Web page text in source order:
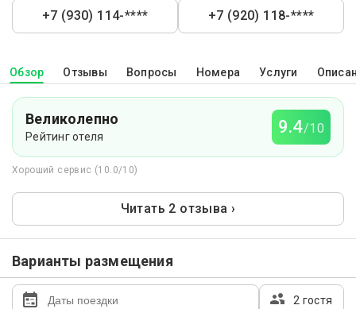
+7 (930) 114-**** +7 (920) 118-****
Обзор Отзывы Вопросы Номера Услуги
Великолепно
Рейтинг отеля 9.4/10
Хороший сервис (10.0/10)
Читать 2 отзыва ›
Варианты размещения
2 гостя